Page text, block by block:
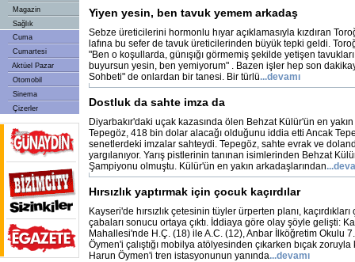
Magazin
Sağlık
Cuma
Cumartesi
Aktüel Pazar
Otomobil
Sinema
Çizerler
Yiyen yesin, ben tavuk yemem arkadaş
Sebze üreticilerini hormonlu hıyar açıklamasıyla kızdıran
lafına bu sefer de tavuk üreticilerinden büyük tepki geldi.
"Ben o koşullarda, günışığı görmemiş şekilde yetişen
buyursun yesin, ben yemiyorum" . Bazen işler hep son
Sohbeti" de onlardan bir tanesi. Bir türlü...devamı
Dostluk da sahte imza da
Diyarbakır'daki uçak kazasında ölen Behzat Külür'ün en
Tepegöz, 418 bin dolar alacağı olduğunu iddia etti Ancak
senetlerdeki imzalar sahteydi. Tepegöz, sahte evrak ve
yargılanıyor. Yarış pistlerinin tanınan isimlerinden Behzat
Şampiyonu olmuştu. Külür'ün en yakın arkadaşlarından
Hırsızlık yaptırmak için çocuk kaçırdılar
Kayseri'de hırsızlık çetesinin tüyler ürperten planı,
çabaları sonucu ortaya çıktı. İddiaya göre olay şöyle gelişti:
Mahallesi'nde H.Ç. (18) ile A.C. (12), Anbar İlköğretim Okulu
Öymen'i çalıştığı mobilya atölyesinden çıkarken bıçak zoruyla
Harun Öymen'i tren istasyonunun yanında...devamı